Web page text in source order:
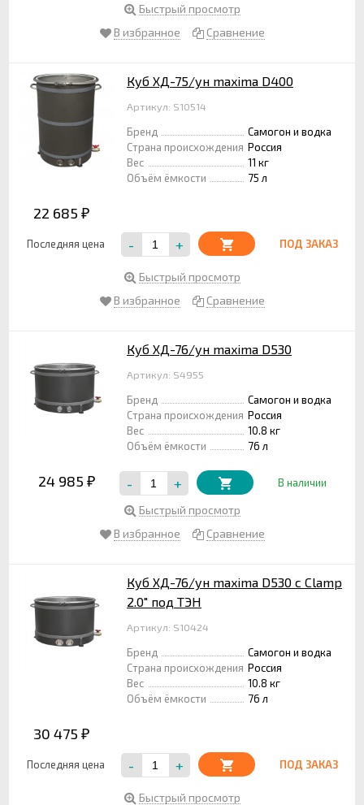
Быстрый просмотр
В избранное
Сравнение
Куб ХД-75/ун maxima D400
Артикул: S10514
Бренд
Самогон и водка
Страна происхождения Россия
Вес
11 кг
Объём ёмкости
75 л
22 685 ₽
Последняя цена - + ПОД ЗАКАЗ
Быстрый просмотр
В избранное
Сравнение
Куб ХД-76/ун maxima D530
Артикул: S4955
Бренд
Самогон и водка
Страна происхождения Россия
Вес
10.8 кг
Объём ёмкости
76 л
24 985 ₽ - + В наличии
Быстрый просмотр
В избранное
Сравнение
Куб ХД-76/ун maxima D530 с Clamp
2.0" под ТЭН
Артикул: S10424
Бренд
Самогон и водка
Страна происхождения Россия
Вес
10.8 кг
Объём ёмкости
76 л
30 475 ₽
Последняя цена - + ПОД ЗАКАЗ
Быстрый просмотр